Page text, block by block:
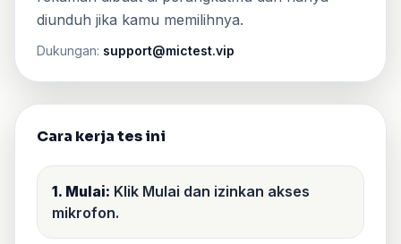
diunduh jika kamu memilihnya.
Dukungan: support@mictest.vip
Cara kerja tes ini
1. Mulai: Klik Mulai dan izinkan akses
mikrofon.